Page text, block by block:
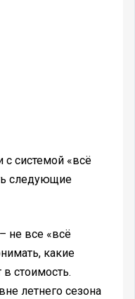
с системой «всё
следующие
не все «всё
какие
в стоимость.
летнего сезона